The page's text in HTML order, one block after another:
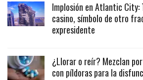
Implosión en Atlantic City:
casino, símbolo de otro
expresidente
¿Llorar o reír? Mezclan
con píldoras para la